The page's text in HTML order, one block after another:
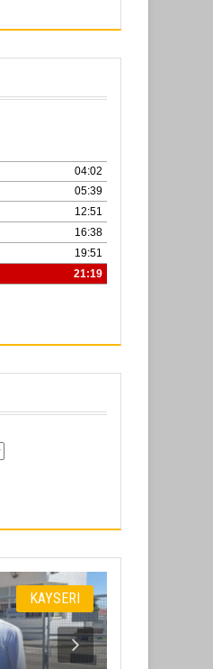
KAYSERI